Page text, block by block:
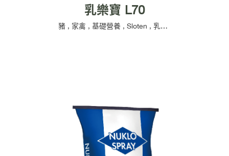
乳樂寶 L70
豬 , 家禽 ,基礎營養 ,Sloten ,乳製品